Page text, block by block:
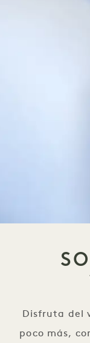
Disfruta del
poco más,